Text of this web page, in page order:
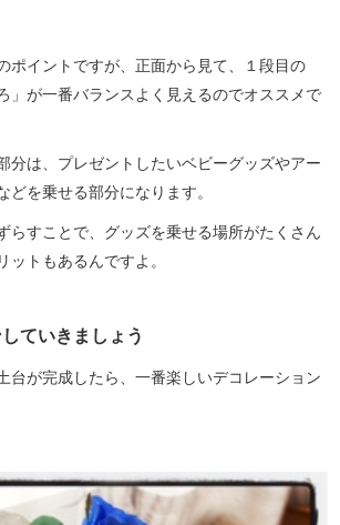
ポイントですが、正面から見て、１段目の
」が一番バランスよく見えるのでオススメで
分は、プレゼントしたいベビーグッズやアー
どを乗せる部分になります。
らすことで、グッズを乗せる場所がたくさん
トもあるんですよ。
ていきましょう
台が完成したら、一番楽しいデコレーション